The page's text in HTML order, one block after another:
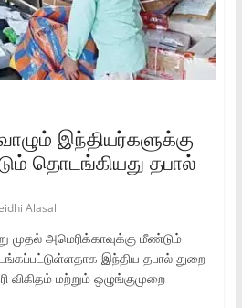
இந்தியர்களுக்கு
தொடங்கியது தபால்
Alasal
முதல் அமெரிக்காவுக்கு மீண்டும்
இந்திய தபால் துறை
விகிதம் மற்றும் ஒழுங்குமுறை